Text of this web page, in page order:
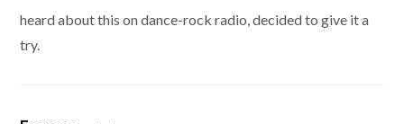
heard about this on dance-rock radio, decided to give it a
try.